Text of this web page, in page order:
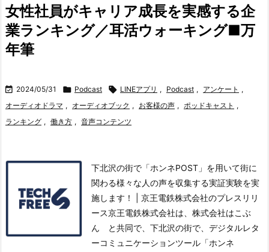

次へ
女性社員がキャリア成長を実感する企
業ランキング／耳活ウォーキング■万
年筆
 2024/05/31  Podcast  LINEアプリ , Podcast , アンケート ,
オーディオドラマ , オーディオブック , お客様の声 , ポッドキャスト ,
ランキング , 働き方 , 音声コンテンツ
下北沢の街で「ホンネPOST」を用いて街に
関わる様々な人の声を収集する実証実験を実
施します！ | 京王電鉄株式会社のプレスリリ
ース京王電鉄株式会社は、株式会社はこぶ
ん と共同で、下北沢の街で、デジタルレタ
ーコミュニケーションツール「ホンネ